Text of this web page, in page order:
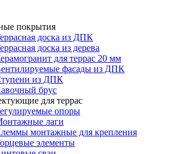
покрытия
доска из ДПК
доска из дерева
для террас 20 мм
фасады из ДПК
из ДПК
брус
для террас
опоры
лаги
монтажные для крепления
элементы